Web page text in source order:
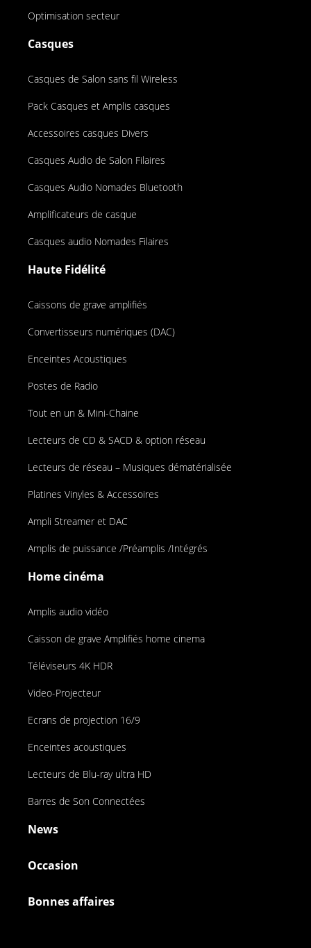
Optimisation secteur
Casques
Casques de Salon sans fil Wireless
Pack Casques et Amplis casques
Accessoires casques Divers
Casques Audio de Salon Filaires
Casques Audio Nomades Bluetooth
Amplificateurs de casque
Casques audio Nomades Filaires
Haute Fidélité
Caissons de grave amplifiés
Convertisseurs numériques (DAC)
Enceintes Acoustiques
Postes de Radio
Tout en un & Mini-Chaine
Lecteurs de CD & SACD & option réseau
Lecteurs de réseau – Musiques dématérialisée
Platines Vinyles & Accessoires
Ampli Streamer et DAC
Amplis de puissance /Préamplis /Intégrés
Home cinéma
Amplis audio vidéo
Caisson de grave Amplifiés home cinema
Téléviseurs 4K HDR
Video-Projecteur
Ecrans de projection 16/9
Enceintes acoustiques
Lecteurs de Blu-ray ultra HD
Barres de Son Connectées
News
Occasion
Bonnes affaires